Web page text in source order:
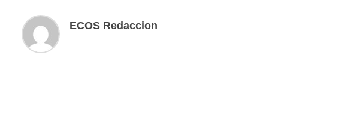
ECOS Redaccion